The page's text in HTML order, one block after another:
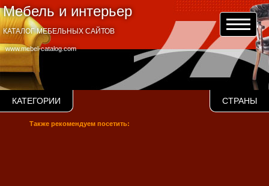
Мебель и интерьер
www.mebel-catalog.com
КАТАЛОГ МЕБЕЛЬНЫХ САЙТОВ
КАТЕГОРИИ СТРАНЫ
Также рекомендуем посетить: